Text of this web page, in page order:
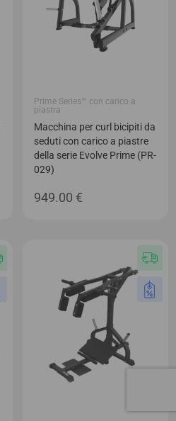
Prime Series™ con carico a
piastra
Macchina per curl bicipiti da
seduti con carico a piastre
della serie Evolve Prime (PR-
029)
949.00 €